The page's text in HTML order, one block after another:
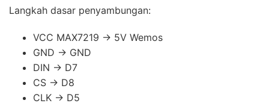
Langkah dasar penyambungan:
VCC MAX7219 → 5V Wemos
GND → GND
DIN → D7
CS → D8
CLK → D5